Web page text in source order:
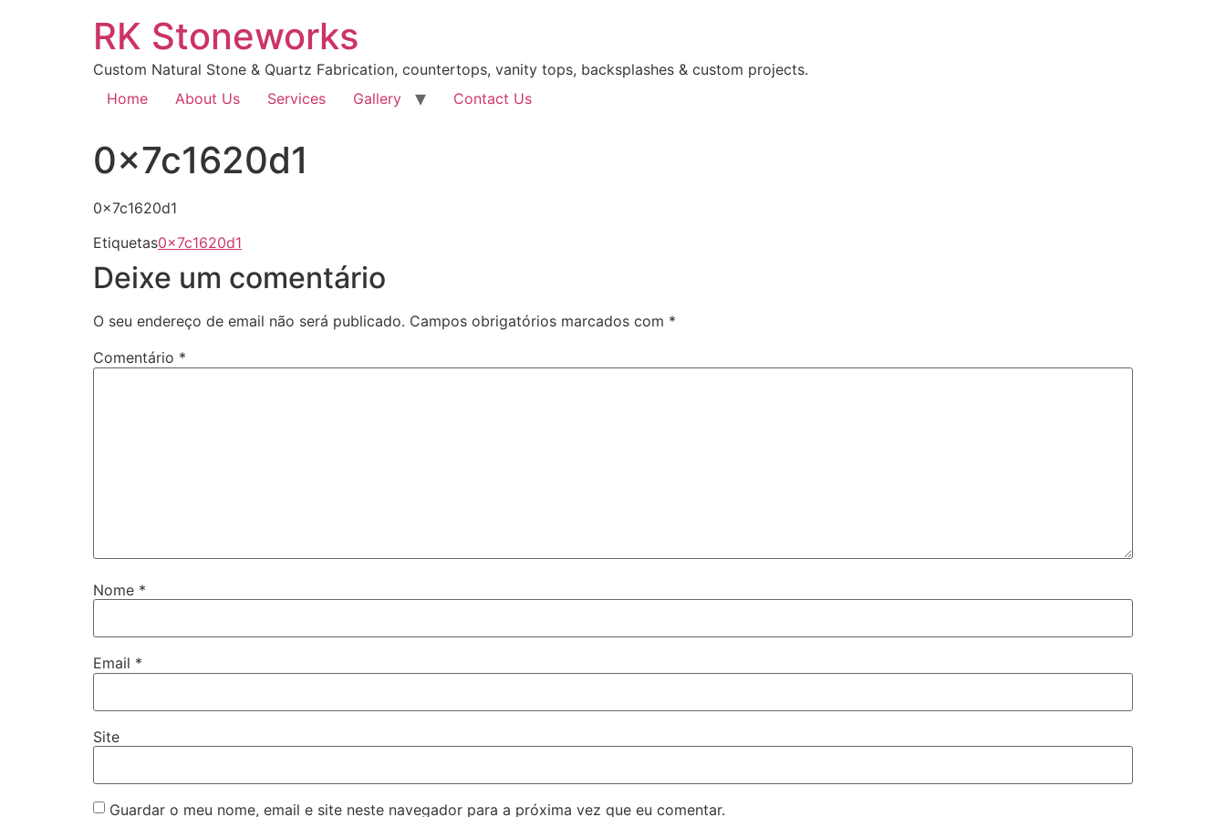
RK Stoneworks
Custom Natural Stone & Quartz Fabrication, countertops, vanity tops, backsplashes & custom projects.
Home
About Us Services Gallery Contact Us
0x7c1620d1
0x7c1620d1
Etiquetas0x7c1620d1
Deixe um comentário
O seu endereço de email não será publicado. Campos obrigatórios marcados com *
Comentário *
Nome *
Email *
Site
Guardar o meu nome, email e site neste navegador para a próxima vez que eu comentar.